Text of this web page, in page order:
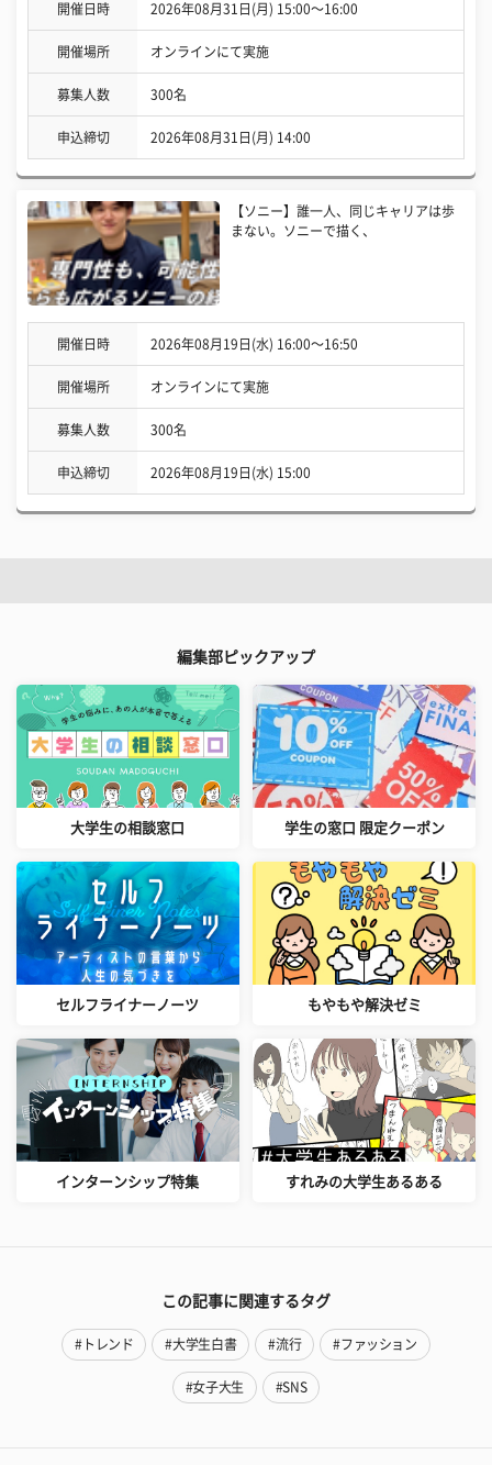
開催日時 2026年08月31日(月) 15:00〜16:00
開催場所 オンラインにて実施
募集人数 300名
申込締切 2026年08月31日(月) 14:00
【ソニー】誰一人、同じキャリアは歩
まない。ソニーで描く、
開催日時 2026年08月19日(水) 16:00〜16:50
開催場所 オンラインにて実施
募集人数 300名
申込締切 2026年08月19日(水) 15:00
編集部ピックアップ
大学生の相談窓口 学生の窓口 限定クーポン
セルフライナーノーツ もやもや解決ゼミ
インターンシップ特集 すれみの大学生あるある
この記事に関連するタグ
#トレンド #大学生白書 #流行 #ファッション
#女子大生 #SNS